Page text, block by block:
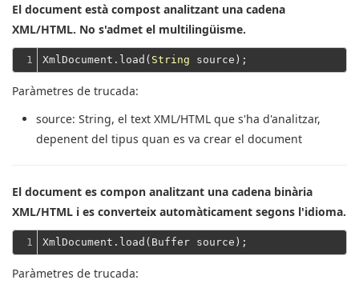
El document està compost analitzant una cadena
XML/HTML. No s'admet el multilingüisme.
1 XmlDocument.load( String
Paràmetres de trucada:
source: String, el text XML/HTML que s'ha d'analitzar,
depenent del tipus quan es va crear el document
El document es compon analitzant una cadena binària
XML/HTML i es converteix automàticament segons l'idioma.
1
Paràmetres de trucada: